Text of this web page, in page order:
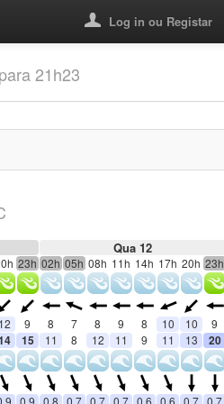
Log in ou Registar
21h23
Qua 12
23h 02h 05h 08h 11h 14h 17h 20h 23h
12 9 8 7 8 9 8 10 10 9
15 11 8 12 11 9 11 13 20
0.9 0.8 0.7 0.7 0.7 0.6 0.6 0.7 0.7